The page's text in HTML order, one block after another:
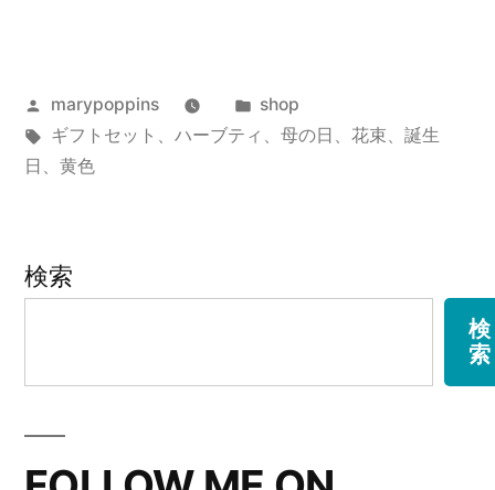
の
ハ
テ
投
稿
者:
marypoppins
カ
テ
shop
タ
グ:
ギフトセット 、 ハーブティ 、 母の日 、 花束、 誕生
日 、 黄色
検索
検
索